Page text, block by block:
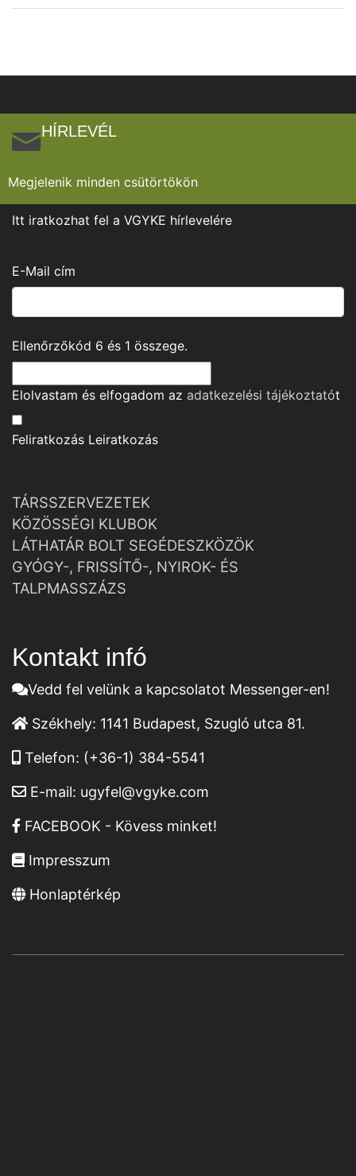
HÍRLEVÉL
Megjelenik minden csütörtökön
Itt iratkozhat fel a VGYKE hírlevelére
E-Mail cím
Ellenőrzőkód 6 és 1 összege.
Elolvastam és elfogadom az adatkezelési tájékoztatót
Feliratkozás Leiratkozás
TÁRSSZERVEZETEK
KÖZÖSSÉGI KLUBOK
LÁTHATÁR BOLT SEGÉDESZKÖZÖK
GYÓGY-, FRISSÍTŐ-, NYIROK- ÉS
TALPMASSZÁZS
Kontakt infó
Vedd fel velünk a kapcsolatot Messenger-en!
Székhely: 1141 Budapest, Szugló utca 81.
Telefon: (+36-1) 384-5541
E-mail: ugyfel@vgyke.com
FACEBOOK - Kövess minket!
Impresszum
Honlaptérkép